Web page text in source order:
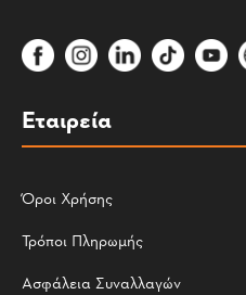
Εταιρεία
Όροι Χρήσης
Τρόποι Πληρωμής
Ασφάλεια Συναλλαγών